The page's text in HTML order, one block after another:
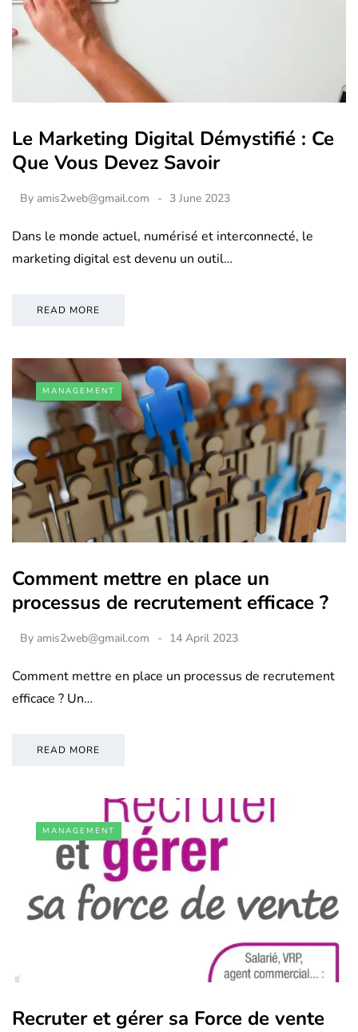
Le Marketing Digital Démystifié : Ce
Que Vous Devez Savoir
By amis2web@gmail.com 3 June 2023
Dans le monde actuel, numérisé et interconnecté, le
marketing digital est devenu un outil…
READ MORE
MANAGEMENT
Comment mettre en place un
processus de recrutement efficace ?
By amis2web@gmail.com 14 April 2023
Comment mettre en place un processus de recrutement
efficace ? Un…
READ MORE
MANAGEMENT
Recruter et gérer sa Force de vente